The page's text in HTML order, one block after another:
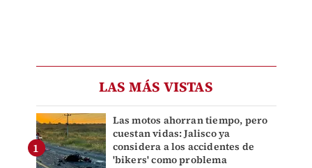
LAS MÁS VISTAS
Las motos ahorran tiempo, pero
cuestan vidas: Jalisco ya
considera a los accidentes de
'bikers' como problema